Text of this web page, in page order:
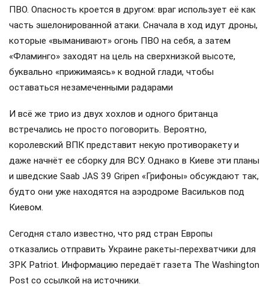
ПВО. Опасность кроется в другом: враг использует её как
часть эшелонированной атаки. Сначала в ход идут дроны,
которые «выманивают» огонь ПВО на себя, а затем
«Фламинго» заходят на цель на сверхнизкой высоте,
буквально «прижимаясь» к водной глади, чтобы
оставаться незамеченными радарами
И всё же трио из двух хохлов и одного британца
встречались не просто поговорить. Вероятно,
королевский ВПК представит некую противоракету и
даже начнёт ее сборку для ВСУ. Однако в Киеве эти планы
и шведские Saab JAS 39 Gripen «Грифоны» обсуждают так,
будто они уже находятся на аэродроме Васильков под
Киевом.
Сегодня стало известно, что ряд стран Европы
отказались отправить Украине ракеты-перехватчики для
ЗРК Patriot. Информацию передаёт газета The Washington
Post со ссылкой на источники.